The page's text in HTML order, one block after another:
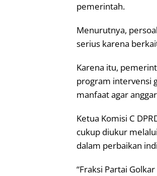
pemerintah.
Menurutnya,
serius karena
Karena itu,
program intervensi
manfaat agar
Ketua Komisi C
cukup diukur
dalam perbaikan
“Fraksi Partai